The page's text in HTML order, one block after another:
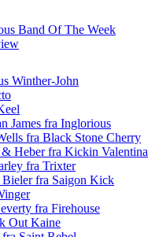
Band Of The Week
Winther-John
James fra Inglorious
fra Black Stone Cherry
Heber fra Kickin Valentina
fra Trixter
Bieler fra Saigon Kick
fra Firehouse
Out Kaine